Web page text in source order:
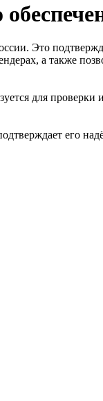
Это
а также
для проверки
его